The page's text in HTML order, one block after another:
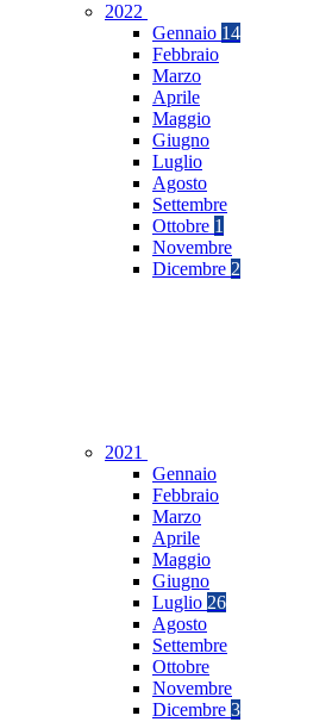
2022
Gennaio 14
Febbraio
Marzo
Aprile
Maggio
Giugno
Luglio
Agosto
Settembre
Ottobre 1
Novembre
Dicembre 2
2021
Gennaio
Febbraio
Marzo
Aprile
Maggio
Giugno
Luglio 26
Agosto
Settembre
Ottobre
Novembre
Dicembre 3